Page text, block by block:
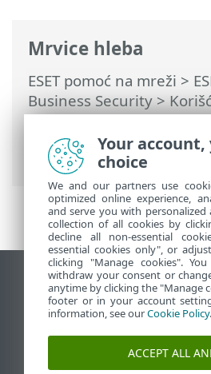
Mrvice hleba
ESET pomoć na mreži >
Business Security>
ESET Small Business
HOME nalog>Povežite se
> Dodavanje uređaja na
Prikaži lokaciju za
End of Life
ESET Forum
ESET baza znanja
ESET Status Portal
Your
choice
We and our partners use
optimized online experience,
and serve you with personalized
collection of all cookies by
decline all non-essential
essential cookies only", or
clicking "Manage cookies".
withdraw your consent or
anytime by clicking the "Manage
footer or in your account
information, see ourCookie Policy.
ACCEPT ALL